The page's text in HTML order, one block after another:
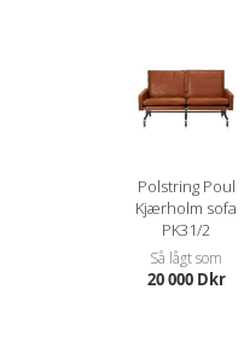
Polstring Poul
Kjærholm sofa
PK31/2
Så lågt som
20 000 Dkr